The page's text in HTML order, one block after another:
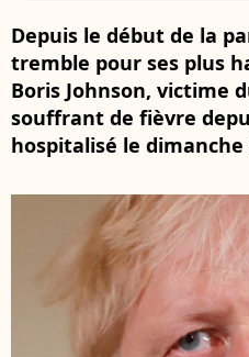
Depuis le début de la
tremble pour ses plus
Boris Johnson, victime
souffrant de fièvre
hospitalisé le dimanche